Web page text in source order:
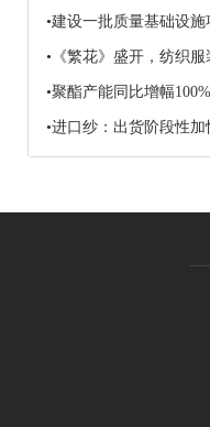
•建设一批质量基础设
•《繁花》盛开，纺织
•聚酯产能同比增幅
•进口纱：出货阶段性